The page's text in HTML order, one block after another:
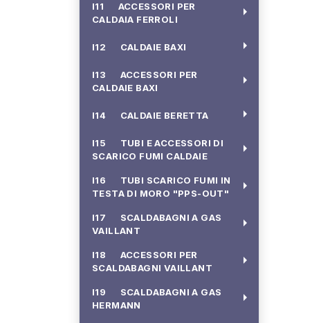
I11 ACCESSORI PER
CALDAIA FERROLI
arrow_right
I12 CALDAIE BAXI arrow_right
I13 ACCESSORI PER
CALDAIE BAXI
arrow_right
I14 CALDAIE BERETTA arrow_right
I15 TUBI E ACCESSORI DI
SCARICO FUMI CALDAIE
arrow_right
I16 TUBI SCARICO FUMI IN
TESTA DI MORO "PPS-OUT"
arrow_right
I17 SCALDABAGNI A GAS
VAILLANT
arrow_right
I18 ACCESSORI PER
SCALDABAGNI VAILLANT
arrow_right
I19 SCALDABAGNI A GAS
HERMANN
arrow_right